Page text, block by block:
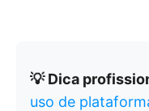
💡 Dica
uso de